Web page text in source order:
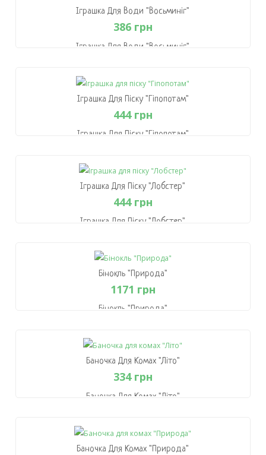
Іграшка Для Води "Восьминіг"
386 грн
Іграшка Для Води "Восьминіг"
Іграшка Для Піску "Гіпопотам"
444 грн
Іграшка Для Піску "Гіпопотам"
В Кошик
Іграшка Для Піску "Лобстер"
444 грн
Іграшка Для Піску "Лобстер"
В Кошик
Бінокль "Природа"
1171 грн
Бінокль "Природа"
В Кошик
Баночка Для Комах "Літо"
334 грн
Баночка Для Комах "Літо"
Баночка Для Комах "Природа"